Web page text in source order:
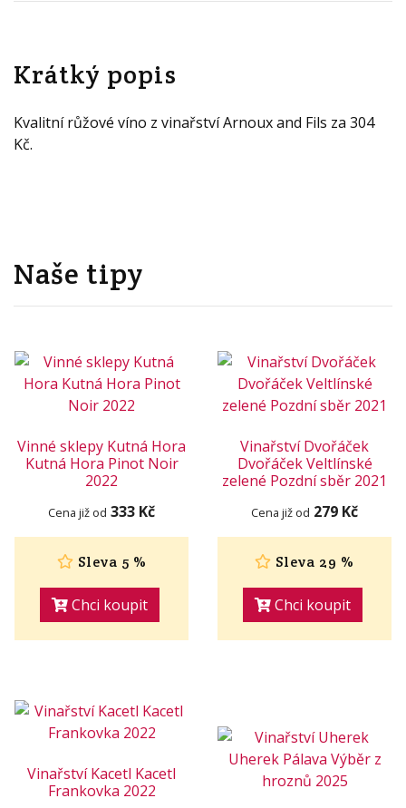
Krátký popis
Kvalitní růžové víno z vinařství Arnoux and Fils za 304
Kč.
Naše tipy
Vinné sklepy Kutná Hora
Kutná Hora Pinot Noir
2022
Cena již od 333 Kč
Sleva 5 %
Chci koupit
Vinařství Dvořáček
Dvořáček Veltlínské
zelené Pozdní sběr 2021
Cena již od 279 Kč
Sleva 29 %
Chci koupit
Vinařství Kacetl Kacetl
Frankovka 2022